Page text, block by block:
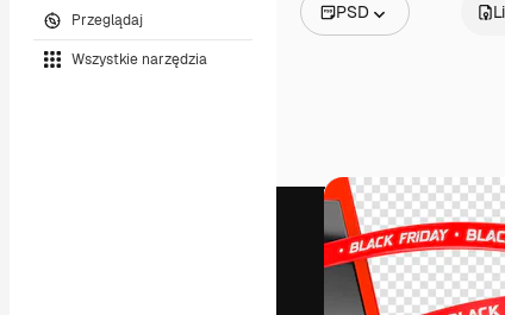
Przeglądaj
Wszystkie narzędzia
PSD
Filmy
Klipy wideo
Ruchome grafiki
Szablony wideo
Ikony
Modele 3D
Czcionki